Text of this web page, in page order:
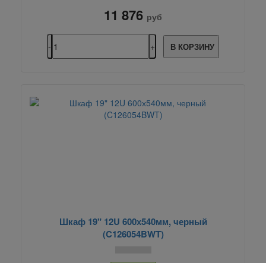
11 876 руб
В КОРЗИНУ
Шкаф 19" 12U 600х540мм, черный
(C126054BWT)